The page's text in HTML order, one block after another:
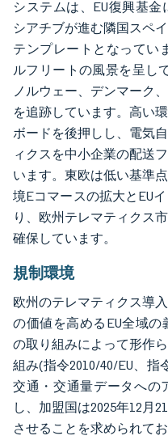
システムは、EU復興基
シアチブが進む隣国スペ
テンプレートとなってい
ルフリートの風景を呈し
ノルウェー、デンマーク
を追跡しています。高い
ボードを後押しし、電気
ィクスを中小企業の配送
います。東欧は低い基準
境Eコマースの拡大とEU
り、欧州テレマティクス
確保しています。
規制環境
欧州のテレマティクス導
の価値を高めるEU全域
の取り組みによって形作
組み(指令2010/40/EU、指
交通・交通量データへの
し、加盟国は2025年12月
させることを求められて